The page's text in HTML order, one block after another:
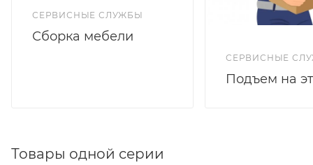
СЕРВИСНЫЕ СЛУЖБЫ
Сборка мебели
СЕРВИСНЫЕ
Подъем на
Товары одной серии